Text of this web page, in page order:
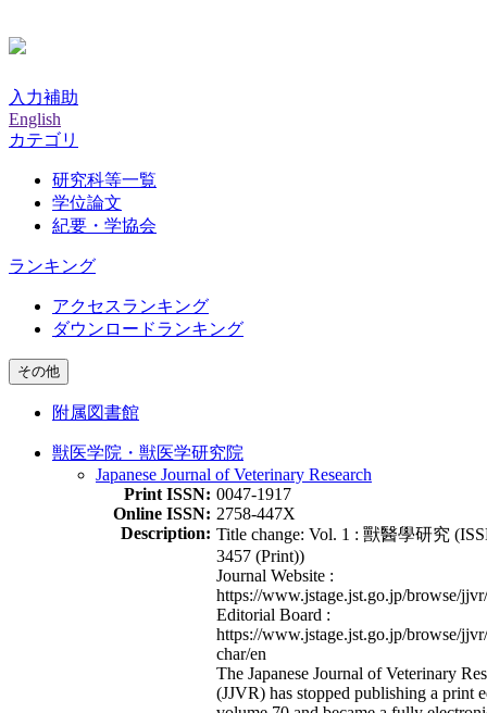
入力補助
English
カテゴリ
研究科等一覧
学位論文
紀要・学協会
ランキング
アクセスランキング
ダウンロードランキング
その他
附属図書館
獣医学院・獣医学研究院
Japanese Journal of Veterinary Research
Print ISSN: 0047-1917
Online ISSN: 2758-447X
Description: Title change: Vol. 1 : 獸醫學研究
3457 (Print))
Journal Website :
https://www.jstage.jst.go.jp/browse/
Editorial Board :
https://www.jstage.jst.go.jp/browse/
char/en
The Japanese Journal of Veterinary
(JJVR) has stopped publishing a print